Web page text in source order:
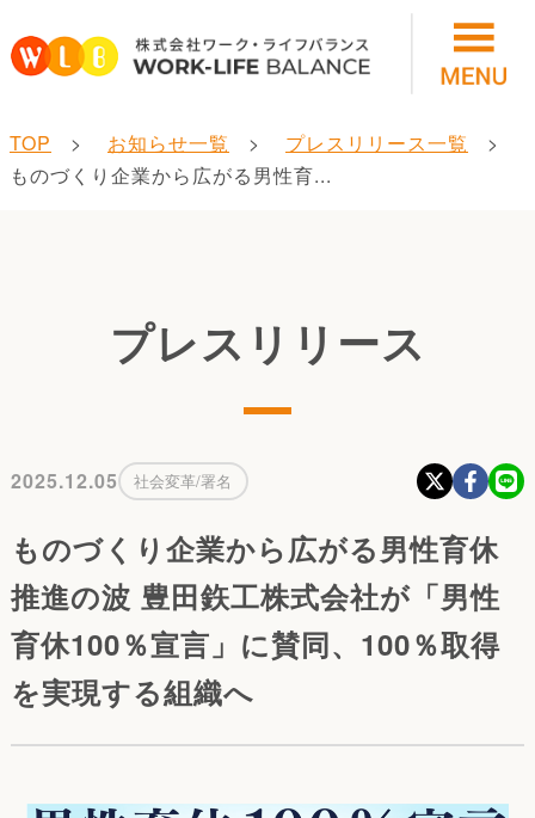
TOP お知らせ一覧
プレスリリース一覧
ものづくり企業から広がる男性育...
プレスリリース
2025.12.05 社会変革/署名
ものづくり企業から広がる男性育休
推進の波 豊田鉃工株式会社が「男性
育休100％宣言」に賛同、100％取得
を実現する組織へ